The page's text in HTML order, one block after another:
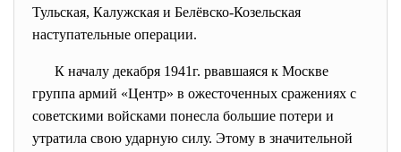
Тульская, Калужская и Белёвско-Козельская
наступательные операции.
К началу декабря 1941г. рвавшаяся к Москве
группа армий «Центр» в ожесточенных сражениях с
советскими войсками понесла большие потери и
утратила свою ударную силу. Этому в значительной